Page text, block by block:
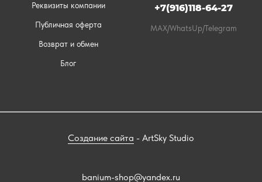
Реквизиты компании
Публичная оферта
Возврат и обмен
Блог
+7(916)118-64-27
MAX/WhatsUp/Telegram
Создание сайта - ArtSky Studio
banium-shop@yandex.ru